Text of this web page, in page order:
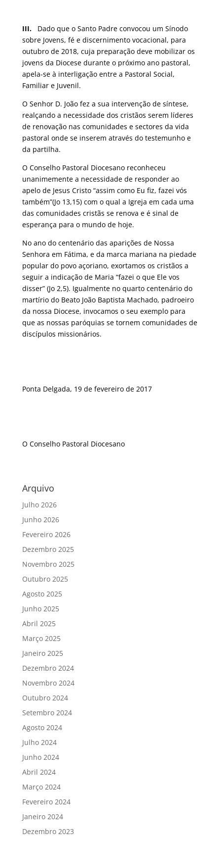
III.Dado que o Santo Padre convocou um Sínodo
sobre Jovens, fé e discernimento vocacional, para
outubro de 2018, cuja preparação deve mobilizar os
jovens da Diocese durante o próximo ano pastoral,
apela-se à interligação entre a Pastoral Social,
Familiar e Juvenil.
O Senhor D. João fez a sua intervenção de síntese,
realçando a necessidade dos cristãos serem líderes
de renovação nas comunidades e sectores da vida
pastoral onde se inserem através do testemunho e
da partilha.
O Conselho Pastoral Diocesano reconheceu
unanimemente a necessidade de responder ao
apelo de Jesus Cristo “assim como Eu fiz, fazei vós
também”(Jo 13,15) com o qual a Igreja em cada uma
das comunidades cristãs se renova e é sinal de
esperança para o mundo de hoje.
No ano do centenário das aparições de Nossa
Senhora em Fátima, e da marca mariana na piedade
popular do povo açoriano, exortamos os cristãos a
seguir a indicação de Maria “fazei o que Ele vos
disser” (Jo 2,5). Igualmente no quarto centenário do
martírio do Beato João Baptista Machado, padroeiro
da nossa Diocese, invocamos o seu exemplo para
que as nossas paróquias se tornem comunidades de
discípulos missionários.
Ponta Delgada, 19 de fevereiro de 2017
O Conselho Pastoral Diocesano
Arquivo
Julho 2026
Junho 2026
Fevereiro 2026
Dezembro 2025
Novembro 2025
Outubro 2025
Agosto 2025
Junho 2025
Abril 2025
Março 2025
Janeiro 2025
Dezembro 2024
Novembro 2024
Outubro 2024
Setembro 2024
Agosto 2024
Julho 2024
Junho 2024
Abril 2024
Março 2024
Fevereiro 2024
Janeiro 2024
Dezembro 2023